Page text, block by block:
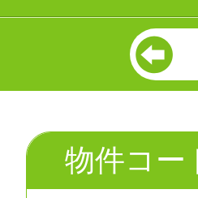
物件コー